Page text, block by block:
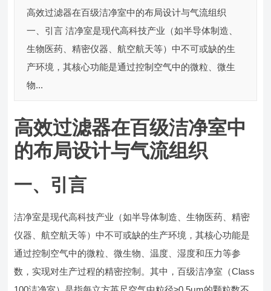
高效过滤器在百级洁净室中的布局设计与气流组织
一、引言 洁净室是现代高科技产业（如半导体制造、
生物医药、精密仪器、航空航天等）中不可或缺的生
产环境，其核心功能是通过控制空气中的微粒、微生
物...
高效过滤器在百级洁净室中
的布局设计与气流组织
一、引言
洁净室是现代高科技产业（如半导体制造、生物医药、精密
仪器、航空航天等）中不可或缺的生产环境，其核心功能是
通过控制空气中的微粒、微生物、温度、湿度和压力等参
数，实现对生产过程的精密控制。其中，百级洁净室（Class